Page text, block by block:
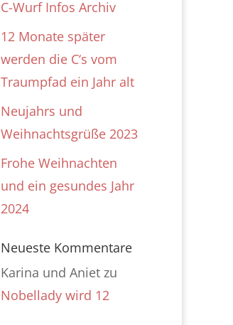
C-Wurf Infos Archiv
12 Monate später
werden die C‘s vom
Traumpfad ein Jahr alt
Neujahrs und
Weihnachtsgrüße 2023
Frohe Weihnachten
und ein gesundes Jahr
2024
Neueste Kommentare
Karina und Anietzu
Nobellady wird 12